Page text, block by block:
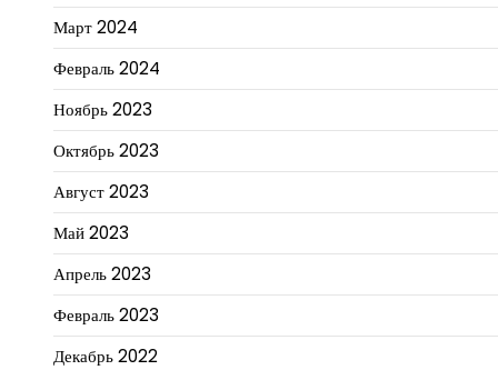
Март 2024
Февраль 2024
Ноябрь 2023
Октябрь 2023
Август 2023
Май 2023
Апрель 2023
Февраль 2023
Декабрь 2022